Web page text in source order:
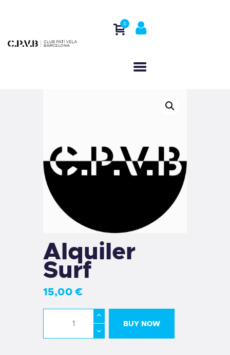
0
Alquiler
Surf
15,00 €
BUY NOW